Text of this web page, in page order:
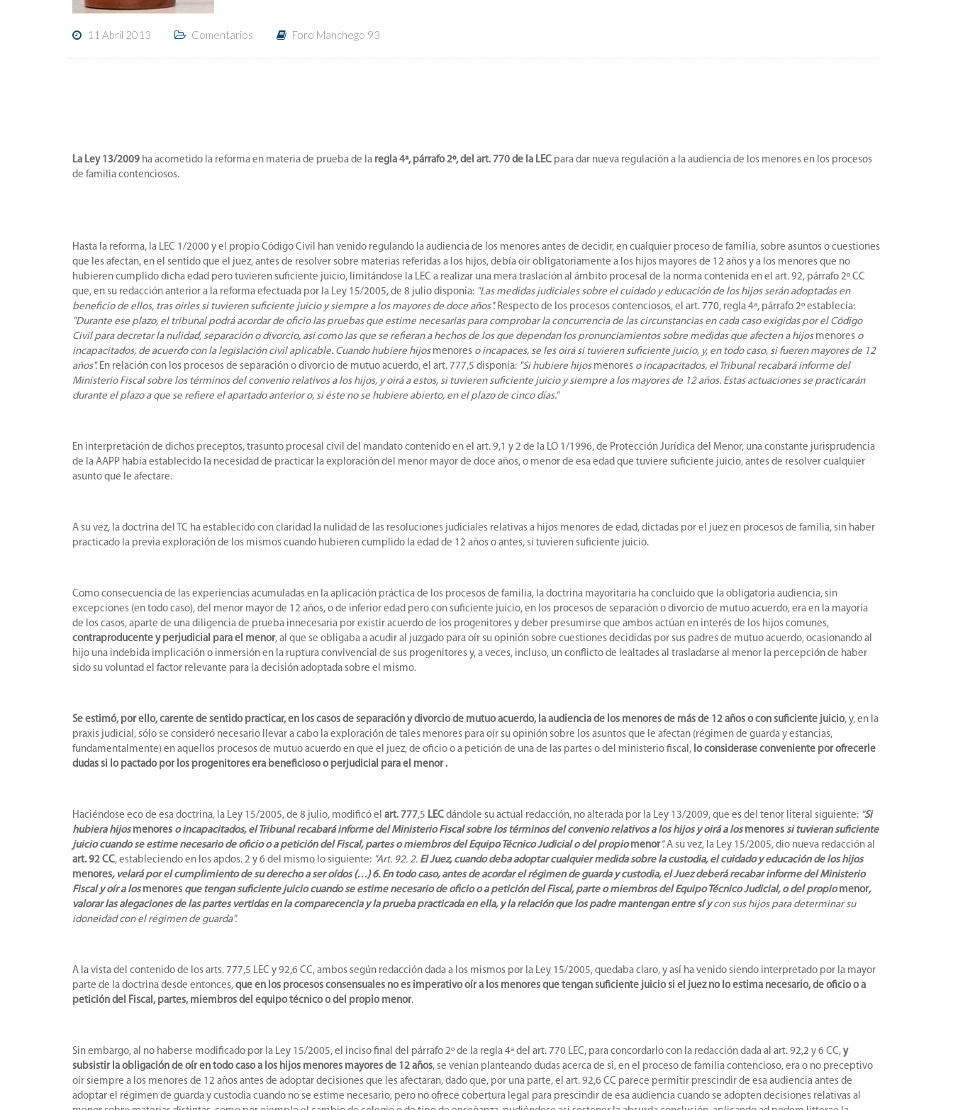
11 Abril 2013 Comentarios Foro Manchego 93
La Ley 13/2009 ha acometido la reforma en materia de prueba de la regla 4ª, párrafo 2º, del art. 770 de la LEC para dar nueva regulación a la audiencia de los menores en los procesos
de familia contenciosos.
Hasta la reforma, la LEC 1/2000 y el propio Código Civil han venido regulando la audiencia de los menores antes de decidir, en cualquier proceso de familia, sobre asuntos o cuestiones
que les afectan, en el sentido que el juez, antes de resolver sobre materias referidas a los hijos, debía oír obligatoriamente a los hijos mayores de 12 años y a los menores que no
hubieren cumplido dicha edad pero tuvieren suficiente juicio, limitándose la LEC a realizar una mera traslación al ámbito procesal de la norma contenida en el art. 92, párrafo 2º CC
que, en su redacción anterior a la reforma efectuada por la Ley 15/2005, de 8 julio disponía: "Las medidas judiciales sobre el cuidado y educación de los hijos serán adoptadas en
beneficio de ellos, tras oírles si tuvieren suficiente juicio y siempre a los mayores de doce años".Respecto de los procesos contenciosos, el art. 770, regla 4ª, párrafo 2º establecía:
"Durante ese plazo, el tribunal podrá acordar de oficio las pruebas que estime necesarias para comprobar la concurrencia de las circunstancias en cada caso exigidas por el Código
Civil para decretar la nulidad, separación o divorcio, así como las que se refieran a hechos de los que dependan los pronunciamientos sobre medidas que afecten a hijos menores o
incapacitados, de acuerdo con la legislación civil aplicable. Cuando hubiere hijos menores o incapaces, se les oirá si tuvieren suficiente juicio, y, en todo caso, si fueren mayores de 12
años". En relación con los procesos de separación o divorcio de mutuo acuerdo, el art. 777,5 disponía: "Si hubiere hijos menores o incapacitados, el Tribunal recabará informe del
Ministerio Fiscal sobre los términos del convenio relativos a los hijos, y oirá a estos, si tuvieren suficiente juicio y siempre a los mayores de 12 años. Estas actuaciones se practicarán
durante el plazo a que se refiere el apartado anterior o, si éste no se hubiere abierto, en el plazo de cinco días."
En interpretación de dichos preceptos, trasunto procesal civil del mandato contenido en el art. 9,1 y 2 de la LO 1/1996, de Protección Jurídica del Menor, una constante jurisprudencia
de la AAPP había establecido la necesidad de practicar la exploración del menor mayor de doce años, o menor de esa edad que tuviere suficiente juicio, antes de resolver cualquier
asunto que le afectare.
A su vez, la doctrina del TC ha establecido con claridad la nulidad de las resoluciones judiciales relativas a hijos menores de edad, dictadas por el juez en procesos de familia, sin haber
practicado la previa exploración de los mismos cuando hubieren cumplido la edad de 12 años o antes, si tuvieren suficiente juicio.
Como consecuencia de las experiencias acumuladas en la aplicación práctica de los procesos de familia, la doctrina mayoritaria ha concluido que la obligatoria audiencia, sin
excepciones (en todo caso), del menor mayor de 12 años, o de inferior edad pero con suficiente juicio, en los procesos de separación o divorcio de mutuo acuerdo, era en la mayoría
de los casos, aparte de una diligencia de prueba innecesaria por existir acuerdo de los progenitores y deber presumirse que ambos actúan en interés de los hijos comunes,
contraproducente y perjudicial para el menor, al que se obligaba a acudir al juzgado para oír su opinión sobre cuestiones decididas por sus padres de mutuo acuerdo, ocasionando al
hijo una indebida implicación o inmersión en la ruptura convivencial de sus progenitores y, a veces, incluso, un conflicto de lealtades al trasladarse al menor la percepción de haber
sido su voluntad el factor relevante para la decisión adoptada sobre el mismo.
Se estimó, por ello, carente de sentido practicar, en los casos de separación y divorcio de mutuo acuerdo, la audiencia de los menores de más de 12 años o con suficiente juicio, y, en la
praxis judicial, sólo se consideró necesario llevar a cabo la exploración de tales menores para oír su opinión sobre los asuntos que le afectan (régimen de guarda y estancias,
fundamentalmente) en aquellos procesos de mutuo acuerdo en que el juez, de oficio o a petición de una de las partes o del ministerio fiscal, lo considerase conveniente por ofrecerle
dudas si lo pactado por los progenitores era beneficioso o perjudicial para el menor .
Haciéndose eco de esa doctrina, la Ley 15/2005, de 8 julio, modificó el art. 777,5 LEC dándole su actual redacción, no alterada por la Ley 13/2009, que es del tenor literal siguiente: "Si
hubiera hijosmenores o incapacitados, el Tribunal recabará informe del Ministerio Fiscal sobre los términos del convenio relativos a los hijos y oirá a losmenores si tuvieran suficiente
juicio cuando se estime necesario de oficio o a petición del Fiscal, partes o miembros del Equipo Técnico Judicial o del propiomenor”.A su vez, la Ley 15/2005, dio nueva redacción al
art. 92 CC, estableciendo en los apdos. 2 y 6 del mismo lo siguiente: "Art. 92. 2. El Juez, cuando deba adoptar cualquier medida sobre la custodia, el cuidado y educación de los hijos
menores, velará por el cumplimiento de su derecho a ser oídos (…) 6. En todo caso, antes de acordar el régimen de guarda y custodia, el Juez deberá recabar informe del Ministerio
Fiscal y oír a losmenores que tengan suficiente juicio cuando se estime necesario de oficio o a petición del Fiscal, parte o miembros del Equipo Técnico Judicial, o del propiomenor,
valorar las alegaciones de las partes vertidas en la comparecencia y la prueba practicada en ella, y la relación que los padre mantengan entre sí ycon sus hijos para determinar su
idoneidad con el régimen de guarda".
A la vista del contenido de los arts. 777,5 LEC y 92,6 CC, ambos según redacción dada a los mismos por la Ley 15/2005, quedaba claro, y así ha venido siendo interpretado por la mayor
parte de la doctrina desde entonces, que en los procesos consensuales no es imperativo oír a los menores que tengan suficiente juicio si el juez no lo estima necesario, de oficio o a
petición del Fiscal, partes, miembros del equipo técnico o del propio menor.
Sin embargo, al no haberse modificado por la Ley 15/2005, el inciso final del párrafo 2º de la regla 4ª del art. 770 LEC, para concordarlo con la redacción dada al art. 92,2 y 6 CC, y
subsistir la obligación de oír en todo caso a los hijos menores mayores de 12 años, se venían planteando dudas acerca de si, en el proceso de familia contencioso, era o no preceptivo
oír siempre a los menores de 12 años antes de adoptar decisiones que les afectaran, dado que, por una parte, el art. 92,6 CC parece permitir prescindir de esa audiencia antes de
adoptar el régimen de guarda y custodia cuando no se estime necesario, pero no ofrece cobertura legal para prescindir de esa audiencia cuando se adopten decisiones relativas al